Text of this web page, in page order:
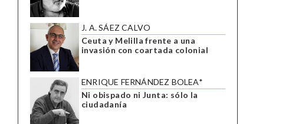
J. A. SÁEZ CALVO
Ceuta y Melilla frente a una
invasión con coartada colonial
ENRIQUE FERNÁNDEZ BOLEA*
Ni obispado ni Junta: sólo la
ciudadanía